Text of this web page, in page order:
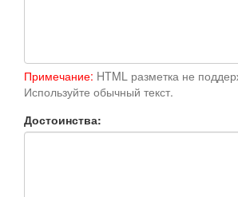
Примечание: HTML разметка не
Используйте обычный текст.
Достоинства: